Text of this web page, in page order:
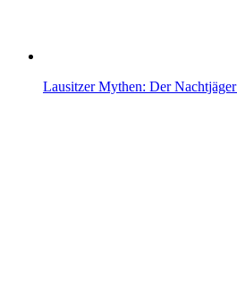
Lausitzer Mythen: Der